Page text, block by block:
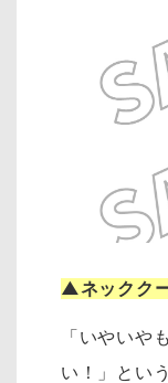
▲ネックク
「いやいや
い！」とい